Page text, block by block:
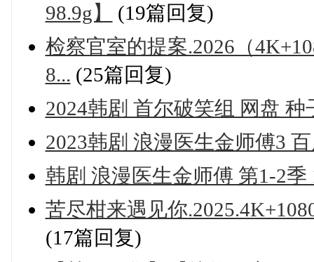
98.9g】
(19篇回复)
检察官室的提案.2026（
8... (25篇回复)
2024韩剧 首尔破笑组 网盘 种
2023韩剧 浪漫医生金师傅3
韩剧 浪漫医生金师傅 第1-2季
苦尽柑来遇见你
(17篇回复)